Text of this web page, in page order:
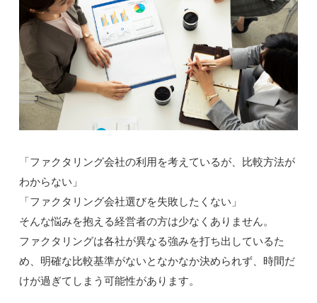
「ファクタリング会社の利用を考えているが、比較方法が
わからない」
「ファクタリング会社選びを失敗したくない」
そんな悩みを抱える経営者の方は少なくありません。
ファクタリングは各社が異なる強みを打ち出しているた
め、明確な比較基準がないとなかなか決められず、時間だ
けが過ぎてしまう可能性があります。